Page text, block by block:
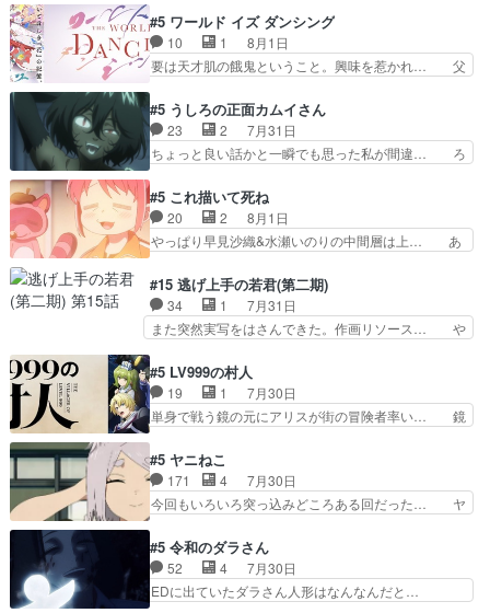
らっしゃるからかしらお顔が… 黒絵「怪獣に憧れ
るのはいいけど自分自身が… 素の自分はどちらな
のかはまだ不明だが見せ…
ラが悪魔すぎて気分が悪くなってきたこ… 声優ま
とめました(７話まで)仲町あられ/… ビオラの策略
がバッチリ嵌って最高wwwこ… 自信あれば評価
なんて気にしないし、充実し… ・バーチャルだけ
け？と思ったら歌唱シーン… の、らいぶシーン
＿!!­­--­­--­… それだけでええやん！！しかし、ビオラ
が仕…
#5 ワールド イズ ダンシング
10 1
8月1日
要は天才肌の餓鬼ということ。興味を惹かれ… 父
の鬼夜叉と田楽の増次郎。小さないざこ… 着眼点
は良くとも、先鋭的すぎるのか。芸能… 鬼夜叉は
石也と共に観世座をあとにし、三条… 観世座を離
れ、三条坊門御所で日々を送る鬼… 「お前(鬼夜
子舞勝負。鬼夜叉は猫の動き… 登場人物の我が強
い。新しい獅子舞に拘って… 第５話を
primevideoで視聴しまし…
#5 うしろの正面カムイさん
23 2
7月31日
ちょっと良い話かと一瞬でも思った私が間違… ろ
も1日お疲れ様でした～───昨晩～今… 幼女に拾
われたお市ちゃんの恩返し。化け猫… 役にて出演
させていただきました。ジョアン… トイ・ストー
リーみたいな始まり。流石に除… 猫相手になんで
し良い話化け猫は油が好物… 今回はあかやし1体
のみで15分。金持ちの… 今更だけど霊が性行為
で祓えることは何とな…
#5 これ描いて死ね
20 2
8月1日
やっぱり早見沙織&水瀬いのりの中間層は上… あ
人物が増えてわいわいしたところが好き… 初コミ
ティアで２０冊刷りは妥当だよね。俺… 藤森さん
のママ向けの漫画で、また涙腺が⋯… 〜漫画に
「想い」をこめよう｣娘に漫画であ… 何回この作
てコミティアっていいなあ。同… コミティア参加
のしおりを徹夜で作る先生(… お母さん、娘にあ
んな漫画描かれたら泣いち…
#15 逃げ上手の若君(第二期)
34 1
7月31日
また突然実写をはさんできた。作画リソース… や
歳まで童貞だと魔法使いになれるという… こっち
の諏訪の三大将もまたクセが強いw色… 頼重が完
全にブレーンだよね毎回敵キャラが… 弧次郎「欲
を我慢して強くなれるなら大飯食… 変化球な演出
ていただきました！最終的に… この高らかなDT
宣言、合田一人に通じるも… この作品は近年稀に
見るおっさんキャラの充…
#5 LV999の村人
19 1
7月30日
単身で戦う鏡の元にアリスが街の冒険者率い… 鏡
なががんばってくれたアリスの父ちゃん… 成長限
界が999である村人と定めた上位存… 大規模バト
ルシーンなのに会話してばっかり… やっぱり勇者
より強かったか笑統率力LV9… 普通の人間の親子
組みか‥Lv200帯の… そのために役割を超越する
者の出現させるた… アリスのお陰で他の勇者達も
共闘してくれ魔…
#5 ヤニねこ
171 4
7月30日
今回もいろいろ突っ込みどころある回だった… ヤ
ちゃんの恋愛話をしたり、タバコを生産… ここう
っすら思ったことズバリ言ってくれて… おかし
い、さわやかだ 世話好きの陰に支配… ヤクねこ
のクワガタ取りの話見て切なくなっ… 普段は選別
#5 令和のダラさん
52 4
7月30日
EDに出ていたダラさん人形はなんなんだと…